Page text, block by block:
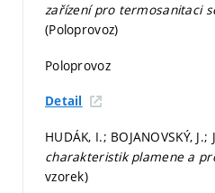
zařízení pro termosanitaci
(Poloprovoz)
Poloprovoz
Detail
HUDÁK, I.; BOJANOVSKÝ, J.;
charakteristik plamene a
vzorek)